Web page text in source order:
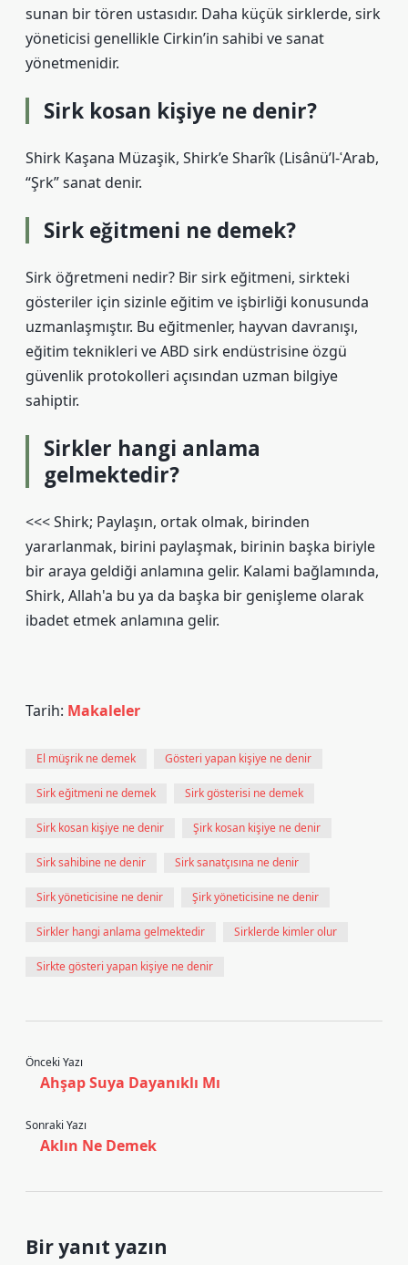
sunan bir tören ustasıdır. Daha küçük sirklerde, sirk
yöneticisi genellikle Cirkin’in sahibi ve sanat
yönetmenidir.
Sirk kosan kişiye ne denir?
Shirk Kaşana Müzaşik, Shirk’e Sharîk (Lisânü’l-ʿArab,
“Şrk” sanat denir.
Sirk eğitmeni ne demek?
Sirk öğretmeni nedir? Bir sirk eğitmeni, sirkteki
gösteriler için sizinle eğitim ve işbirliği konusunda
uzmanlaşmıştır. Bu eğitmenler, hayvan davranışı,
eğitim teknikleri ve ABD sirk endüstrisine özgü
güvenlik protokolleri açısından uzman bilgiye
sahiptir.
Sirkler hangi anlama
gelmektedir?
<<< Shirk; Paylaşın, ortak olmak, birinden
yararlanmak, birini paylaşmak, birinin başka biriyle
bir araya geldiği anlamına gelir. Kalami bağlamında,
Shirk, Allah'a bu ya da başka bir genişleme olarak
ibadet etmek anlamına gelir.
Tarih: Makaleler
El müşrik ne demek Gösteri yapan kişiye ne denir
Sirk eğitmeni ne demek Sirk gösterisi ne demek
Sirk kosan kişiye ne denir Şirk kosan kişiye ne denir
Sirk sahibine ne denir Sirk sanatçısına ne denir
Sirk yöneticisine ne denir Şirk yöneticisine ne denir
Sirkler hangi anlama gelmektedir Sirklerde kimler olur
Sirkte gösteri yapan kişiye ne denir
Önceki Yazı
Ahşap Suya Dayanıklı Mı
Sonraki Yazı
Aklın Ne Demek
Bir yanıt yazın